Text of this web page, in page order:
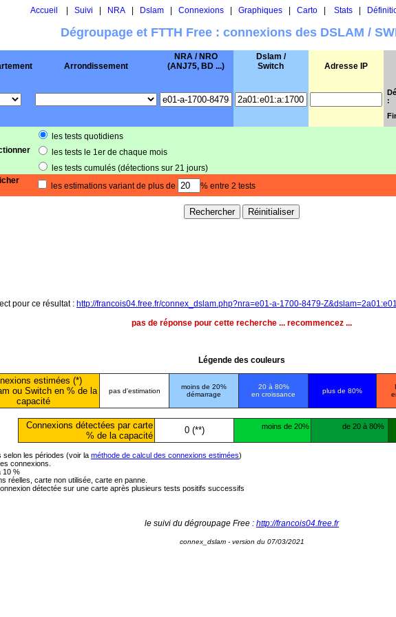
Accueil Suivi NRA| Dslam| Connexions| Graphiques| Carto| Stats|
Dégroupage et FTTH Free : connexions des DSLAM /
Arrondissement
NRA / NRO
(ANJ75, BD ...)
Dslam /
Switch
Adresse IP
:
les tests quotidiens
les tests le 1er de chaque mois
les tests cumulés (détections sur 21 jours)
les estimations variant de plus de % entre 2 tests
pour ce résultat : http://francois04.free.fr/connex_dslam.php?nra=e01-a-1700-8479-
pas de réponse pour cette recherche ... recommencez ...
Légende des couleurs
estimées (*)
ou Switch en % de la
capacité
pas d'estimation
moins de 20%
démarrage
20 à 80%
en croissance
plus de 80%
Connexions détectées par carte
% de la capacité
0 (**) moins de 20% de 20 à 80%
les périodes (voir la méthode de calcul des connexions estimées)
connexions.
10 %
réelles, carte non utilisée, carte en panne.
détectée sur une carte après plusieurs tests positifs successifs
le suivi du dégroupage Free : http://francois04.free.fr
connex_dslam - version du 07/03/2021